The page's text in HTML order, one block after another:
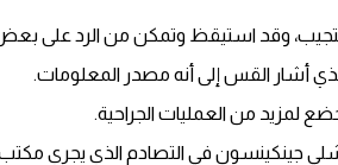
وقد استيقظ وتمكن من الرد على بعض
أشار القس إلى أنه مصدر المعلومات.
لمزيد من العمليات الجراحية.
آشلي جينكينسون في التصادم الذي يجري